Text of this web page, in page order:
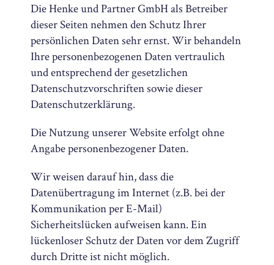
Die Henke und Partner GmbH als Betreiber
dieser Seiten nehmen den Schutz Ihrer
persönlichen Daten sehr ernst. Wir behandeln
Ihre personenbezogenen Daten vertraulich
und entsprechend der gesetzlichen
Datenschutzvorschriften sowie dieser
Datenschutzerklärung.
Die Nutzung unserer Website erfolgt ohne
Angabe personenbezogener Daten.
Wir weisen darauf hin, dass die
Datenübertragung im Internet (z.B. bei der
Kommunikation per E-Mail)
Sicherheitslücken aufweisen kann. Ein
lückenloser Schutz der Daten vor dem Zugriff
durch Dritte ist nicht möglich.